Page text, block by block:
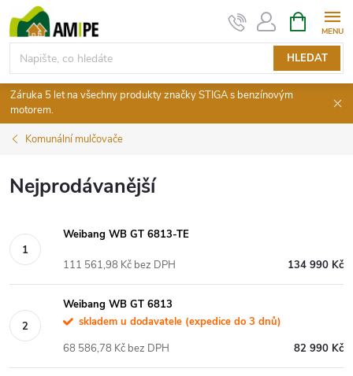
na
obsah
HLEDAT
NÁKUPNÍ
KOŠÍK
Záruka 5 let na všechny produkty značky STIGA s benzínovým
motorem.
Komunální mulčovače
Nejprodávanější
Weibang WB GT 6813-TE
134 990 Kč
111 561,98 Kč bez DPH
Weibang WB GT 6813
skladem u dodavatele (expedice do 3 dnů)
82 990 Kč
68 586,78 Kč bez DPH